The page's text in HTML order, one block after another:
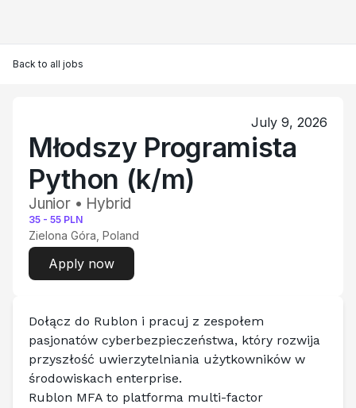
Back to all jobs
July 9, 2026
Młodszy Programista
Python (k/m)
Junior • Hybrid
35 - 55 PLN
Zielona Góra, Poland
Apply now
Dołącz do Rublon i pracuj z zespołem
pasjonatów cyberbezpieczeństwa, który rozwija
przyszłość uwierzytelniania użytkowników w
środowiskach enterprise.
Rublon MFA to platforma multi-factor